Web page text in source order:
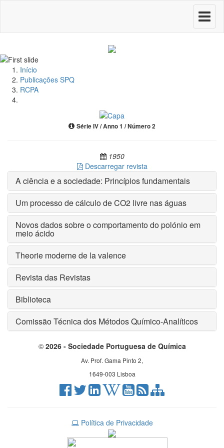
Toggle
Início
Publicações SPQ
RCPA
Série IV / Anno 1 / Número 2
1950
Descarregar revista
A ciência e a sociedade: Princípios fundamentais
Um processo de cálculo de CO2 livre nas águas
Novos dados sobre o comportamento do polónio em
meio ácido
Theorie moderne de la valence
Revista das Revistas
Biblioteca
Comissão Técnica dos Métodos Químico-Analíticos
© 2026 - Sociedade Portuguesa de Química
Av. Prof. Gama Pinto 2,
1649-003 Lisboa
Política de Privacidade